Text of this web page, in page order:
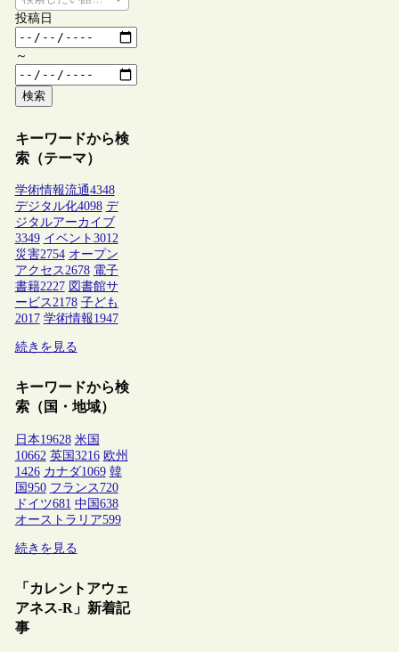
投稿日
～
検索
キーワードから検
索（テーマ）
学術情報流通4348
デジタル化4098 デ
ジタルアーカイブ
3349 イベント 3012
災害2754 オープン
アクセス2678 電子
書籍2227 図書館サ
ービス2178 子ども
2017 学術情報1947
続きを見る
キーワードから検
索（国・地域）
日本19628 米国
10662 英国 3216 欧州
1426 カナダ1069 韓
国 950 フランス 720
ドイツ681 中国 638
オーストラリア599
続きを見る
「カレントアウェ
アネス-R」新着記
事